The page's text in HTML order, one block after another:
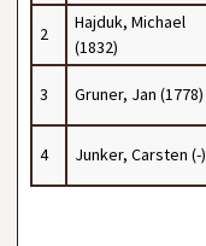
2
Hajduk, Michael
(1832)
3 Gruner, Jan (1778)
4 Junker, Carsten (-)